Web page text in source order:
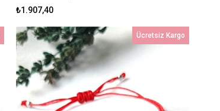
₺1.907,40
Ücretsiz Kargo